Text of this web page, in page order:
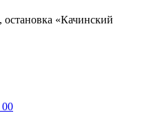
остановка «Качинский
00